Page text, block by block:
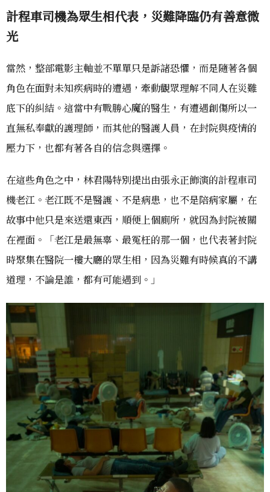
計程車司機為眾生相代表，災難降臨仍有善意微
光
當然，整部電影主軸並不單單只是訴諸恐懼，而是隨著各個
角色在面對未知疾病時的遭遇，牽動觀眾理解不同人在災難
底下的糾結。這當中有戰勝心魔的醫生，有遭遇創傷所以一
直無私奉獻的護理師，而其他的醫護人員，在封院與疫情的
壓力下，也都有著各自的信念與選擇。
在這些角色之中，林君陽特別提出由張永正飾演的計程車司
機老江。老江既不是醫護、不是病患，也不是陪病家屬，在
故事中他只是來送還東西，順便上個廁所，就因為封院被關
在裡面。「老江是最無辜、最冤枉的那一個，也代表著封院
時聚集在醫院一樓大廳的眾生相，因為災難有時候真的不講
道理，不論是誰，都有可能遇到。」